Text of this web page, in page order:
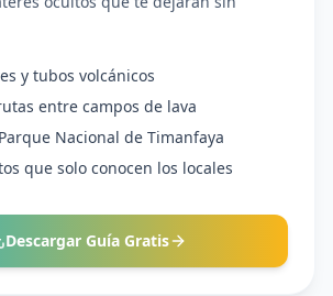
y tubos volcánicos
entre campos de lava
Nacional de Timanfaya
que solo conocen los locales
Descargar Guía Gratis